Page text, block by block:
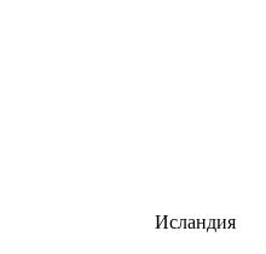
Исландия